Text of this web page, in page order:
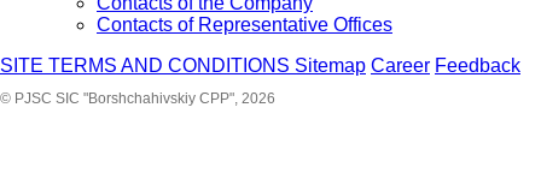
Contacts of Representative Offices
SITE TERMS AND CONDITIONS Sitemap Career Feedback
© PJSC SIC "Borshchahivskiy CPP", 2026